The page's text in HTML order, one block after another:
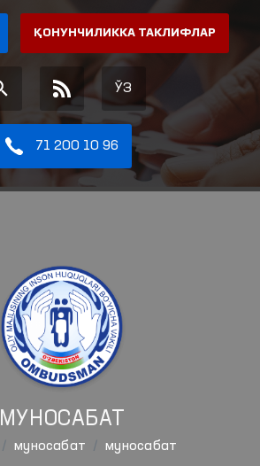
ҚОНУНЧИЛИККА ТАКЛИФЛАР
ЎЗ
71 200 10 96
МУНОСАБАТ
муносабат муносабат